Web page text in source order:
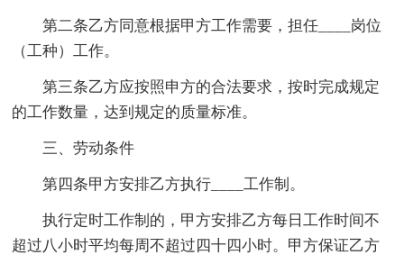
第二条乙方同意根据甲方工作需要，担任____岗位
（工种）工作。
第三条乙方应按照申方的合法要求，按时完成规定
的工作数量，达到规定的质量标准。
三、劳动条件
第四条甲方安排乙方执行____工作制。
执行定时工作制的，甲方安排乙方每日工作时间不
超过八小时平均每周不超过四十四小时。甲方保证乙方